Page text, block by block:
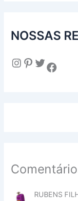
NOSSAS
Instagram Pinterest Twitter Facebook
RUBENS